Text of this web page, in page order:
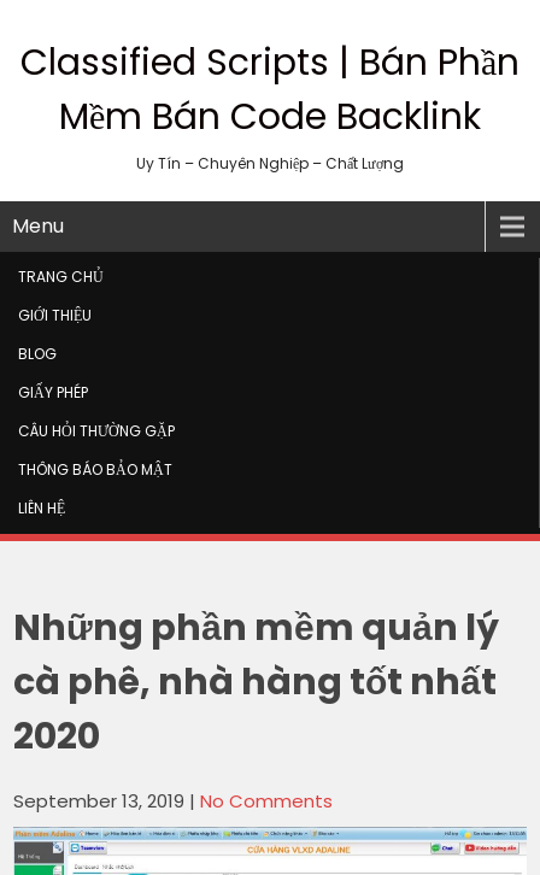
Classified Scripts | Bán Phần
Mềm Bán Code Backlink
Uy Tín – Chuyên Nghiệp – Chất Lượng
Menu
TRANG CHỦ
GIỚI THIỆU
BLOG
GIẤY PHÉP
CÂU HỎI THƯỜNG GẶP
THÔNG BÁO BẢO MẬT
LIÊN HỆ
Những phần mềm quản lý
cà phê, nhà hàng tốt nhất
2020
September 13, 2019 |No Comments